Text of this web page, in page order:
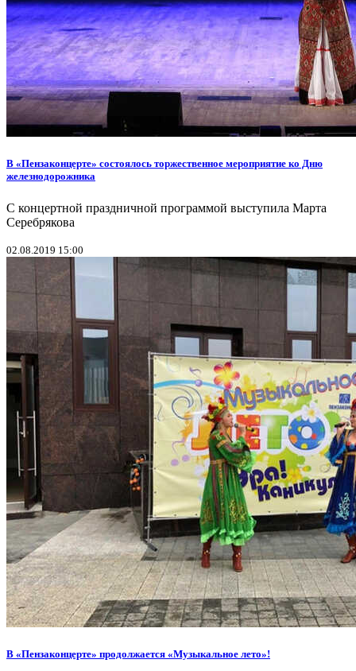
В «Пензаконцерте» состоялось торжественное мероприятие ко Дню
железнодорожника
С концертной праздничной программой выступила Марта
Серебрякова
02.08.2019 15:00
В «Пензаконцерте» продолжается «Музыкальное лето»!